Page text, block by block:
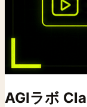
AGIラボ